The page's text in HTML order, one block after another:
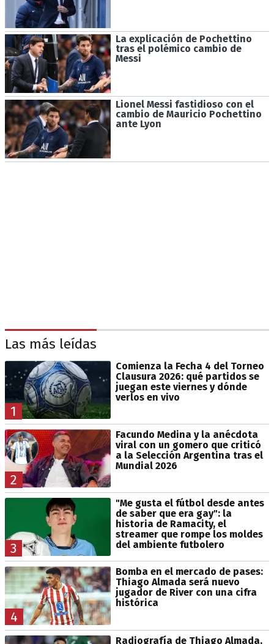
La explicación de Pochettino
tras el polémico cambio de
Messi
Lionel Messi fastidioso con el
cambio de Mauricio Pochettino
ante Lyon
Las más leídas
1
Comienza la Fecha 4 del Torneo
Clausura 2026: qué partidos se
juegan este viernes y dónde
verlos en vivo
2
Facundo Medina y la anécdota
viral con un gomero que criticó
a la Selección Argentina tras el
Mundial 2026
3
"Me gusta el fútbol desde antes
de saber que era gay": la
historia de Ramacity, el
streamer que rompe los moldes
del ambiente futbolero
4
Bomba en el mercado de pases:
Thiago Almada será nuevo
jugador de River con una cifra
histórica
Radiografía de Thiago Almada,